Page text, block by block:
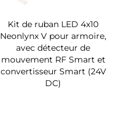
Kit de ruban LED 4x10
Neonlynx V pour armoire,
avec détecteur de
mouvement RF Smart et
convertisseur Smart (24V
DC)